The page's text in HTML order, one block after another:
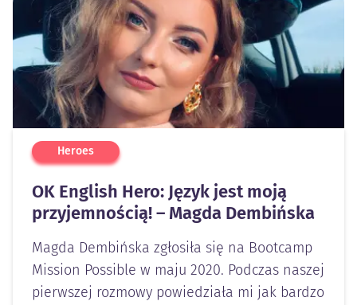
Heroes
OK English Hero: Język jest moją
przyjemnością! – Magda Dembińska
Magda Dembińska zgłosiła się na Bootcamp
Mission Possible w maju 2020. Podczas naszej
pierwszej rozmowy powiedziała mi jak bardzo